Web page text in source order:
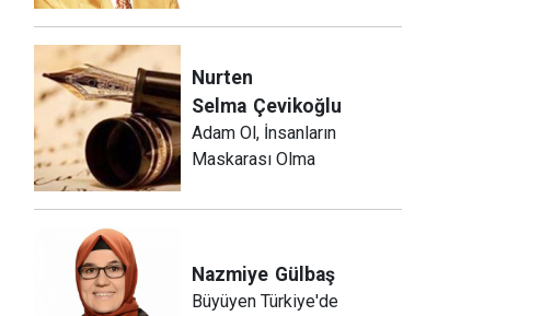
Nurten
Selma Çevikoğlu
Adam Ol, İnsanların
Maskarası Olma
Nazmiye Gülbaş
Büyüyen Türkiye'de